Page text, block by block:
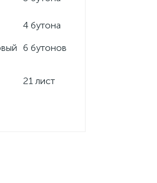
4 бутона
6 бутонов
21 лист